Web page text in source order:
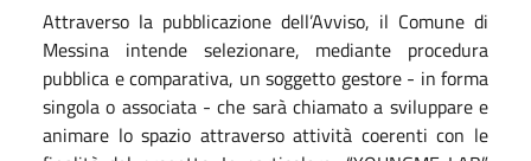
Attraverso la pubblicazione dell’Avviso, il Comune di
Messina intende selezionare, mediante procedura
pubblica e comparativa, un soggetto gestore - in forma
singola o associata - che sarà chiamato a sviluppare e
animare lo spazio attraverso attività coerenti con le